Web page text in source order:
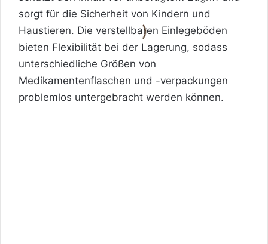
sorgt für die Sicherheit von Kindern und
Haustieren. Die verstellbaren Einlegeböden
bieten Flexibilität bei der Lagerung, sodass
unterschiedliche Größen von
Medikamentenflaschen und -verpackungen
problemlos untergebracht werden können.